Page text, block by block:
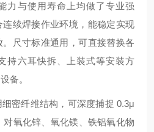
力与使用寿命上均做了专业强
续焊接作业环境，能稳定实现
尺寸标准通用，可直接替换各
持六耳快拆、上装式等安装方
备。
密纤维结构，可深度捕捉 0.3μ
氧化锌、氧化镁、铁铝氧化物